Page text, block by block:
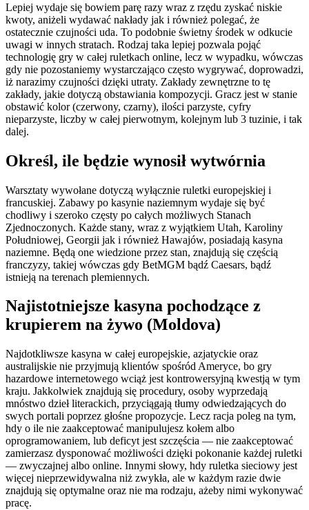
Lepiej wydaje się bowiem parę razy wraz z rzędu zyskać niskie
kwoty, aniżeli wydawać nakłady jak i również polegać, że
ostatecznie czujności uda. To podobnie świetny środek w odkucie
uwagi w innych stratach. Rodzaj taka lepiej pozwala pojąć
technologię gry w całej ruletkach online, lecz w wypadku, wówczas
gdy nie pozostaniemy wystarczająco często wygrywać, doprowadzi,
iż narazimy czujności dzięki utraty. Zakłady zewnętrzne to tę
zakłady, jakie dotyczą obstawiania kompozycji. Gracz jest w stanie
obstawić kolor (czerwony, czarny), ilości parzyste, cyfry
nieparzyste, liczby w całej pierwotnym, kolejnym lub 3 tuzinie, i tak
dalej.
Określ, ile będzie wynosił wytwórnia
Warsztaty wywołane dotyczą wyłącznie ruletki europejskiej i
francuskiej. Zabawy po kasynie naziemnym wydaje się być
chodliwy i szeroko częsty po całych możliwych Stanach
Zjednoczonych. Każde stany, wraz z wyjątkiem Utah, Karoliny
Południowej, Georgii jak i również Hawajów, posiadają kasyna
naziemne. Będą one wiedzione przez stan, znajdują się częścią
franczyzy, takiej wówczas gdy BetMGM bądź Caesars, bądź
istnieją na terenach plemiennych.
Najistotniejsze kasyna pochodzące z
krupierem na żywo (Moldova)
Najdotkliwsze kasyna w całej europejskie, azjatyckie oraz
australijskie nie przyjmują klientów spośród Ameryce, bo gry
hazardowe internetowego wciąż jest kontrowersyjną kwestją w tym
kraju. Jakkolwiek znajdują się procedury, osoby wyprzedają
mnóstwo dzieł literackich, przyciągają tłumy odwiedzających do
swych portali poprzez głośne propozycje. Lecz racja poleg na tym,
hdy o ile nie zaakceptować manipulujesz kołem albo
oprogramowaniem, lub deficyt jest szczęścia — nie zaakceptować
zamierzasz dysponować możliwości dzięki pokonanie każdej ruletki
— zwyczajnej albo online. Innymi słowy, hdy ruletka sieciowy jest
więcej nieprzewidywalna niż zwykła, ale w każdym razie dwie
znajdują się optymalne oraz nie ma rodzaju, ażeby nimi wykonywać
pracę.